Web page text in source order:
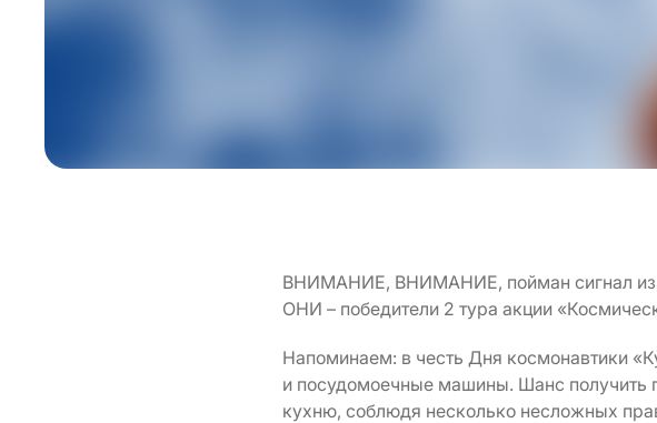
ВНИМАНИЕ, ВНИМАНИЕ, пойман сигнал из
ОНИ – победители 2 тура акции
Напоминаем: в честь Дня космонавтики
и посудомоечные машины. Шанс получить
кухню, соблюдя несколько несложных